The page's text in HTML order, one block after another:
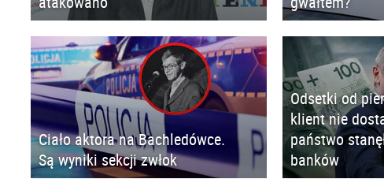
Ciało aktora na Bachledówce.
Są wyniki sekcji zwłok
Odsetki od
klient nie
państwo
banków